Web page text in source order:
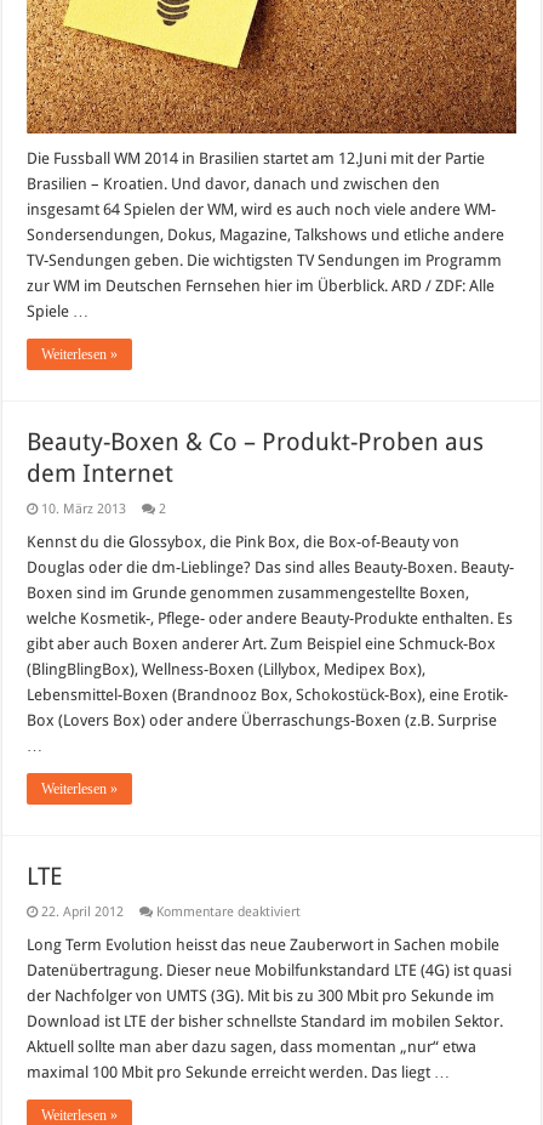
Die Fussball WM 2014 in Brasilien startet am 12.Juni mit der Partie
Brasilien – Kroatien. Und davor, danach und zwischen den
insgesamt 64 Spielen der WM, wird es auch noch viele andere WM-
Sondersendungen, Dokus, Magazine, Talkshows und etliche andere
TV-Sendungen geben. Die wichtigsten TV Sendungen im Programm
zur WM im Deutschen Fernsehen hier im Überblick. ARD / ZDF: Alle
Spiele …
Weiterlesen »
Beauty-Boxen & Co – Produkt-Proben aus
dem Internet
10. März 2013 2
Kennst du die Glossybox, die Pink Box, die Box-of-Beauty von
Douglas oder die dm-Lieblinge? Das sind alles Beauty-Boxen. Beauty-
Boxen sind im Grunde genommen zusammengestellte Boxen,
welche Kosmetik-, Pflege- oder andere Beauty-Produkte enthalten. Es
gibt aber auch Boxen anderer Art. Zum Beispiel eine Schmuck-Box
(BlingBlingBox), Wellness-Boxen (Lillybox, Medipex Box),
Lebensmittel-Boxen (Brandnooz Box, Schokostück-Box), eine Erotik-
Box (Lovers Box) oder andere Überraschungs-Boxen (z.B. Surprise
Weiterlesen »
LTE
22. April 2012 Kommentare deaktiviertfür
Long Term Evolution heisst das neue Zauberwort in Sachen mobile
Datenübertragung. Dieser neue Mobilfunkstandard LTE (4G) ist quasi
der Nachfolger von UMTS (3G). Mit bis zu 300 Mbit pro Sekunde im
Download ist LTE der bisher schnellste Standard im mobilen Sektor.
Aktuell sollte man aber dazu sagen, dass momentan „nur“ etwa
maximal 100 Mbit pro Sekunde erreicht werden. Das liegt …
Weiterlesen »